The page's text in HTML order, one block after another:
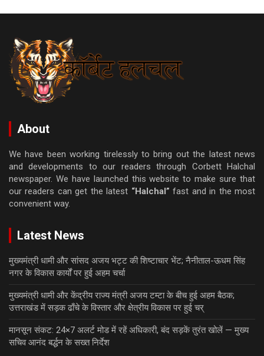
About
We have been working tirelessly to bring out the latest news
and developments to our readers through Corbett Halchal
newspaper. We have launched this website to make sure that
our readers can get the latest “Halchal” fast and in the most
convenient way.
Latest News
मुख्यमंत्री धामी और सांसद अजय भट्ट की शिष्टाचार भेंट; नैनीताल-ऊधम सिंह
नगर के विकास कार्यों पर हुई अहम चर्चा
मुख्यमंत्री धामी और केंद्रीय राज्य मंत्री अजय टम्टा के बीच हुई अहम बैठक;
उत्तराखंड में सड़क ढाँचे के विस्तार और क्षेत्रीय विकास पर हुई चर्
मानसून संकट: 24×7 अलर्ट मोड में रहें अधिकारी, बंद सड़कें तुरंत खोलें — मुख्य
सचिव आनंद बर्द्धन के सख्त निर्देश